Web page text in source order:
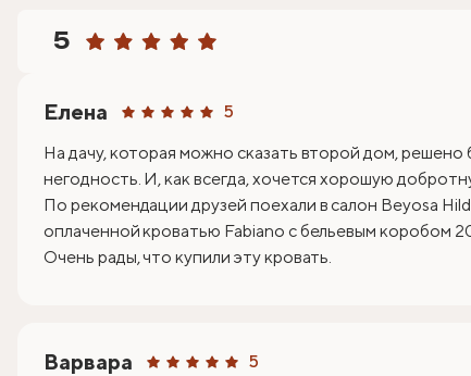
5
Елена 5
На дачу, которая можно сказать второй дом, решено
негодность. И, как всегда, хочется хорошую
По рекомендации друзей поехали в салон Beyosa
оплаченной кроватью Fabiano с бельевым коробом
Очень рады, что купили эту кровать.
Варвара 5